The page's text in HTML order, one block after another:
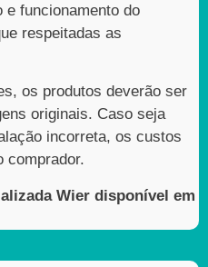
e funcionamento do
respeitadas as
os produtos deverão ser
originais. Caso seja
incorreta, os custos
comprador.
Wier disponível em